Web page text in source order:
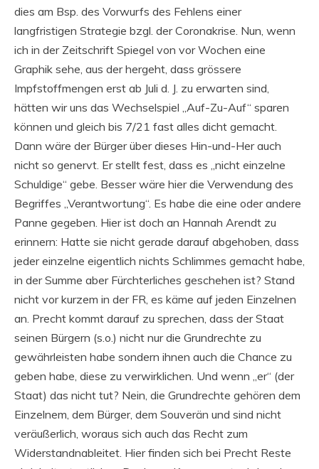
dies am Bsp. des Vorwurfs des Fehlens einer
langfristigen Strategie bzgl. der Coronakrise. Nun, wenn
ich in der Zeitschrift Spiegel von vor Wochen eine
Graphik sehe, aus der hergeht, dass grössere
Impfstoffmengen erst ab Juli d. J. zu erwarten sind,
hätten wir uns das Wechselspiel „Auf-Zu-Auf“ sparen
können und gleich bis 7/21 fast alles dicht gemacht.
Dann wäre der Bürger über dieses Hin-und-Her auch
nicht so genervt. Er stellt fest, dass es „nicht einzelne
Schuldige“ gebe. Besser wäre hier die Verwendung des
Begriffes „Verantwortung“. Es habe die eine oder andere
Panne gegeben. Hier ist doch an Hannah Arendt zu
erinnern: Hatte sie nicht gerade darauf abgehoben, dass
jeder einzelne eigentlich nichts Schlimmes gemacht habe,
in der Summe aber Fürchterliches geschehen ist? Stand
nicht vor kurzem in der FR, es käme auf jeden Einzelnen
an. Precht kommt darauf zu sprechen, dass der Staat
seinen Bürgern (s.o.) nicht nur die Grundrechte zu
gewährleisten habe sondern ihnen auch die Chance zu
geben habe, diese zu verwirklichen. Und wenn „er“ (der
Staat) das nicht tut? Nein, die Grundrechte gehören dem
Einzelnem, dem Bürger, dem Souverän und sind nicht
veräußerlich, woraus sich auch das Recht zum
Widerstandnableitet. Hier finden sich bei Precht Reste